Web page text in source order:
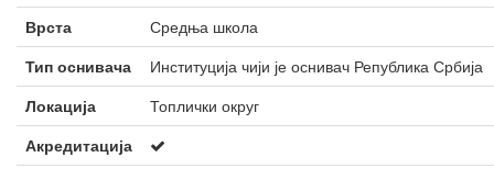
Врста
Средња школа
Тип оснивача
Институција чији је оснивач Република Србија
Локација
Топлички округ
Акредитација